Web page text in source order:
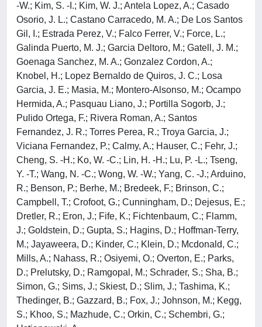
-W.; Kim, S. -I.; Kim, W. J.; Antela Lopez, A.; Casado
Osorio, J. L.; Castano Carracedo, M. A.; De Los Santos
Gil, I.; Estrada Perez, V.; Falco Ferrer, V.; Force, L.;
Galinda Puerto, M. J.; Garcia Deltoro, M.; Gatell, J. M.;
Goenaga Sanchez, M. A.; Gonzalez Cordon, A.;
Knobel, H.; Lopez Bernaldo de Quiros, J. C.; Losa
Garcia, J. E.; Masia, M.; Montero-Alsonso, M.; Ocampo
Hermida, A.; Pasquau Liano, J.; Portilla Sogorb, J.;
Pulido Ortega, F.; Rivera Roman, A.; Santos
Fernandez, J. R.; Torres Perea, R.; Troya Garcia, J.;
Viciana Fernandez, P.; Calmy, A.; Hauser, C.; Fehr, J.;
Cheng, S. -H.; Ko, W. -C.; Lin, H. -H.; Lu, P. -L.; Tseng,
Y. -T.; Wang, N. -C.; Wong, W. -W.; Yang, C. -J.; Arduino,
R.; Benson, P.; Berhe, M.; Bredeek, F.; Brinson, C.;
Campbell, T.; Crofoot, G.; Cunningham, D.; Dejesus, E.;
Dretler, R.; Eron, J.; Fife, K.; Fichtenbaum, C.; Flamm,
J.; Goldstein, D.; Gupta, S.; Hagins, D.; Hoffman-Terry,
M.; Jayaweera, D.; Kinder, C.; Klein, D.; Mcdonald, C.;
Mills, A.; Nahass, R.; Osiyemi, O.; Overton, E.; Parks,
D.; Prelutsky, D.; Ramgopal, M.; Schrader, S.; Sha, B.;
Simon, G.; Sims, J.; Skiest, D.; Slim, J.; Tashima, K.;
Thedinger, B.; Gazzard, B.; Fox, J.; Johnson, M.; Kegg,
S.; Khoo, S.; Mazhude, C.; Orkin, C.; Schembri, G.;